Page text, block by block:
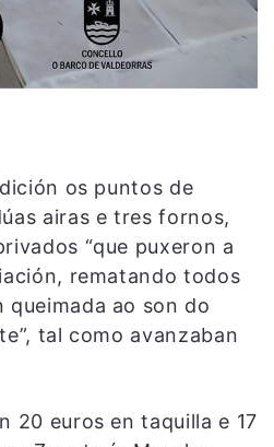
os puntos de
airas e tres fornos,
“que puxeron a
rematando todos
ao son do
tal como avanzaban
20 euros en taquilla e 17